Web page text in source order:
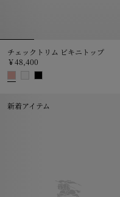
チェックトリム ビキニトップ
￥48,400
新着アイテム